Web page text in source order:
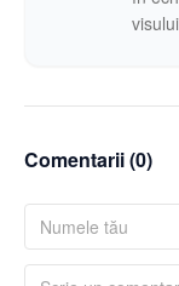
Comentarii (0)